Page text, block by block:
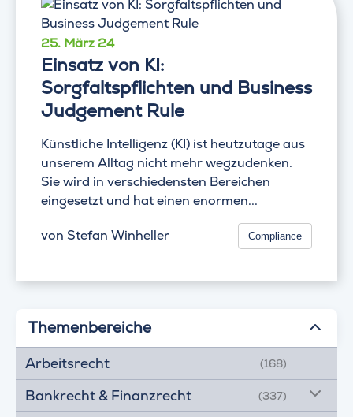
25. März 24
Einsatz von KI:
Sorgfaltspflichten und Business
Judgement Rule
Künstliche Intelligenz (KI) ist heutzutage aus
unserem Alltag nicht mehr wegzudenken.
Sie wird in verschiedensten Bereichen
eingesetzt und hat einen enormen...
von Stefan Winheller Compliance
Themenbereiche
Arbeitsrecht (168)
Bankrecht & Finanzrecht (337)